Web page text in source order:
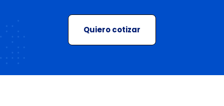
Quiero cotizar